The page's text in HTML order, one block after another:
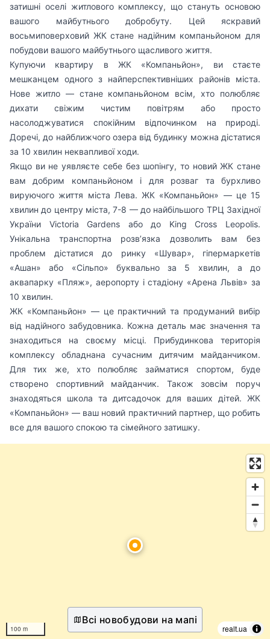
затишні оселі житлового комплексу, що стануть основою
вашого майбутнього добробуту. Цей яскравий
восьмиповерховий ЖК стане надійним компаньйоном для
побудови вашого майбутнього щасливого життя.
Купуючи квартиру в ЖК «Компаньйон», ви стаєте
мешканцем одного з найперспективніших районів міста.
Нове житло — стане компаньйоном всім, хто полюбляє
дихати свіжим чистим повітрям або просто
насолоджуватися спокійним відпочинком на природі.
Доречі, до найближчого озера від будинку можна дістатися
за 10 хвилин неквапливої ходи.
Якщо ви не уявляєте себе без шопінгу, то новий ЖК стане
вам добрим компаньйоном і для розваг та бурхливо
вируючого життя міста Лева. ЖК «Компаньйон» — це 15
хвилин до центру міста, 7-8 — до найбільшого ТРЦ Західної
України Victoria Gardens або до King Cross Leopolis.
Унікальна транспортна розв’язка дозволить вам без
проблем дістатися до ринку «Шувар», гіпермаркетів
«Ашан» або «Сільпо» буквально за 5 хвилин, а до
аквапарку «Пляж», аеропорту і стадіону «Арена Львів» за
10 хвилин.
ЖК «Компаньйон» — це практичний та продуманий вибір
від надійного забудовника. Кожна деталь має значення та
знаходиться на своєму місці. Прибудинкова територія
комплексу обладнана сучасним дитячим майданчиком.
Для тих же, хто полюбляє займатися спортом, буде
створено спортивний майданчик. Також зовсім поруч
знаходяться школа та дитсадочок для ваших дітей. ЖК
«Компаньйон» — ваш новий практичний партнер, що робить
все для вашого спокою та сімейного затишку.
100 m realt.ua
Всі новобудови на мапі